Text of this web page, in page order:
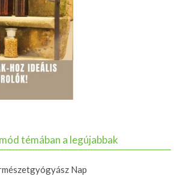
témában a legújabbak
Nap